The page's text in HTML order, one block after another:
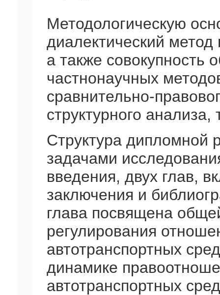
Методологическую
диалектический метод
а также совокупность
частнонаучных
сравнительно-
структурного
Структура дипломной
задачами
введения, двух глав,
заключения и
глава посвящена
регулирования
автотранспортных
динамике
автотранспортных